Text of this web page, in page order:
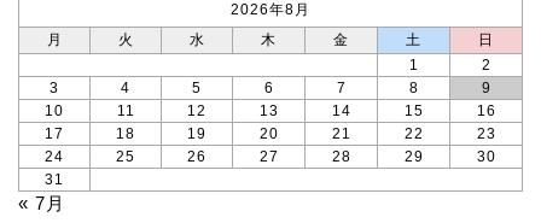
2026年8月
月
火 水 木 金 土
日
1
2
3
4 5 6 7 8
9
10
11 12 13 14 15
16
17
18 19 20 21 22
23
24
25 26 27 28 29
30
31
« 7月